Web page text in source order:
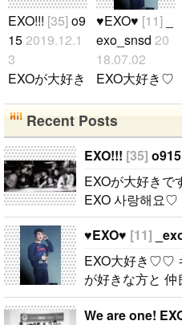
EXO!!! [35]o9
15 2019.12.1
3
EXOが大好き
しくお願いし
ます^^!!! EXO
사랑해요♡
잘부탁드립니
다^^!!!..
♥EXO♥ [11]_
exo_snsd 20
18.07.02
EXO大好き♡
(D.O)ペンで
す♡ EXOが
好きな方と
仲良くなりた
いです（ｉ＿
ｉ）♡♡..
Recent Posts
EXO!!! [35] o915
EXOが大好き
EXO 사랑해요♡
♥EXO♥ [11]
EXO大好き♡♡
が好きな方と 仲
♡♡..
We are one!